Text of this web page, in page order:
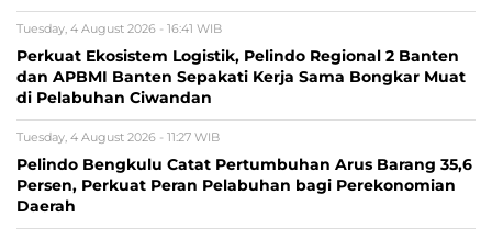
Tuesday, 4 August 2026 - 16:41 WIB
Perkuat Ekosistem Logistik, Pelindo Regional 2 Banten
dan APBMI Banten Sepakati Kerja Sama Bongkar Muat
di Pelabuhan Ciwandan
Tuesday, 4 August 2026 - 11:27 WIB
Pelindo Bengkulu Catat Pertumbuhan Arus Barang 35,6
Persen, Perkuat Peran Pelabuhan bagi Perekonomian
Daerah